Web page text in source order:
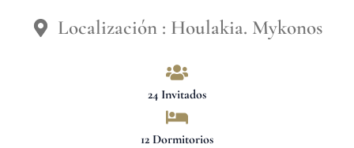
Localización : Houlakia. Mykonos
24 Invitados
12 Dormitorios